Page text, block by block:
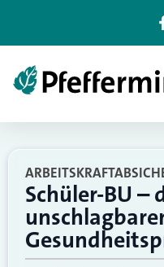
Schüler-BU –